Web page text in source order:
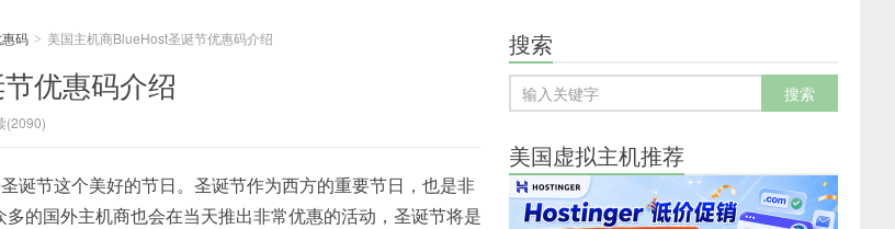
码 > 美国主机商BlueHost圣诞节优惠码介绍
优惠码介绍
(2090)
诞节这个美好的节日。圣诞节作为西方的重要节日，也是非
的国外主机商也会在当天推出非常优惠的活动，圣诞节将是
搜索
美国虚拟主机推荐